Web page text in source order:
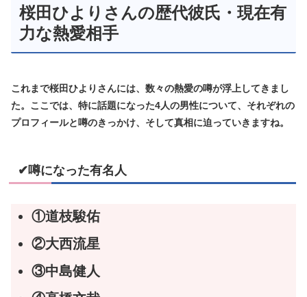
桜田ひよりさんの歴代彼氏・現在有
力な熱愛相手
これまで桜田ひよりさんには、数々の熱愛の噂が浮上してきまし
た。ここでは、特に話題になった4人の男性について、それぞれの
プロフィールと噂のきっかけ、そして真相に迫っていきますね。
✔噂になった有名人
①道枝駿佑
②大西流星
③中島健人